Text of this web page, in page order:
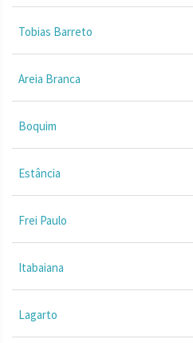
Tobias Barreto
Areia Branca
Boquim
Estância
Frei Paulo
Itabaiana
Lagarto